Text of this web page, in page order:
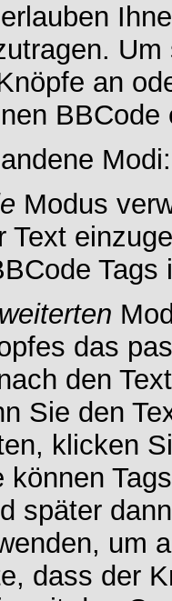
an
BBCode
Modus
Text
das
den
Sie den
klicken
können
später
um
dass der